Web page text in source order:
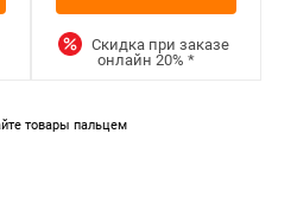
Скидка при заказе
онлайн20%*